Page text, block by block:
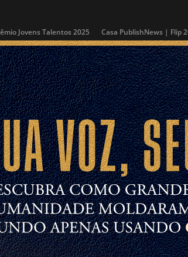
Jovens Talentos 2025 Casa PublishNews | Flip